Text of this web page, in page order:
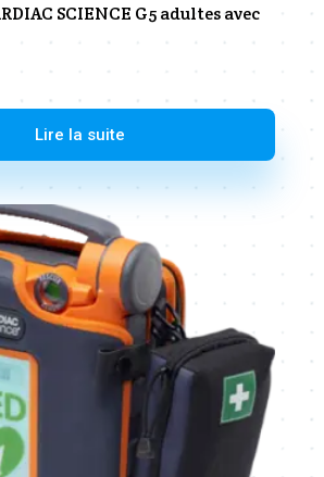
SCIENCE G5 adultes avec
Lire la suite